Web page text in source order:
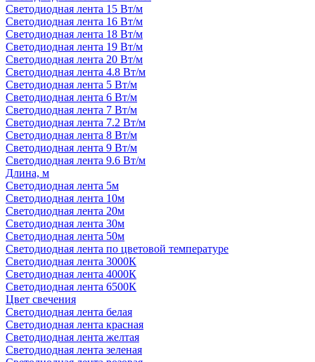
Светодиодная лента 15 Вт/м
Светодиодная лента 16 Вт/м
Светодиодная лента 18 Вт/м
Светодиодная лента 19 Вт/м
Светодиодная лента 20 Вт/м
Светодиодная лента 4.8 Вт/м
Светодиодная лента 5 Вт/м
Светодиодная лента 6 Вт/м
Светодиодная лента 7 Вт/м
Светодиодная лента 7.2 Вт/м
Светодиодная лента 8 Вт/м
Светодиодная лента 9 Вт/м
Светодиодная лента 9.6 Вт/м
Длина, м
Светодиодная лента 5м
Светодиодная лента 10м
Светодиодная лента 20м
Светодиодная лента 30м
Светодиодная лента 50м
Светодиодная лента по цветовой температуре
Светодиодная лента 3000К
Светодиодная лента 4000К
Светодиодная лента 6500К
Цвет свечения
Светодиодная лента белая
Светодиодная лента красная
Светодиодная лента желтая
Светодиодная лента зеленая